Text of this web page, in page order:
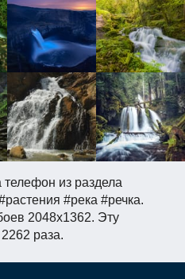
телефон из раздела
#река #речка.
2048x1362. Эту
раза.